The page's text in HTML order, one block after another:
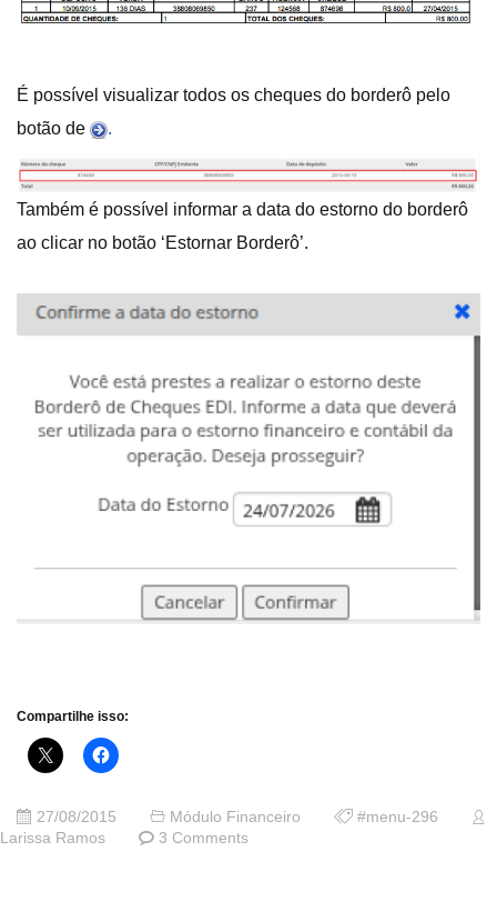
É possível visualizar todos os cheques do borderô pelo
botão de
.
Também é possível informar a data do estorno do borderô
ao clicar no botão ‘Estornar Borderô’.
Compartilhe isso:
27/08/2015 Módulo Financeiro
#menu-296
Larissa Ramos
3 Comments